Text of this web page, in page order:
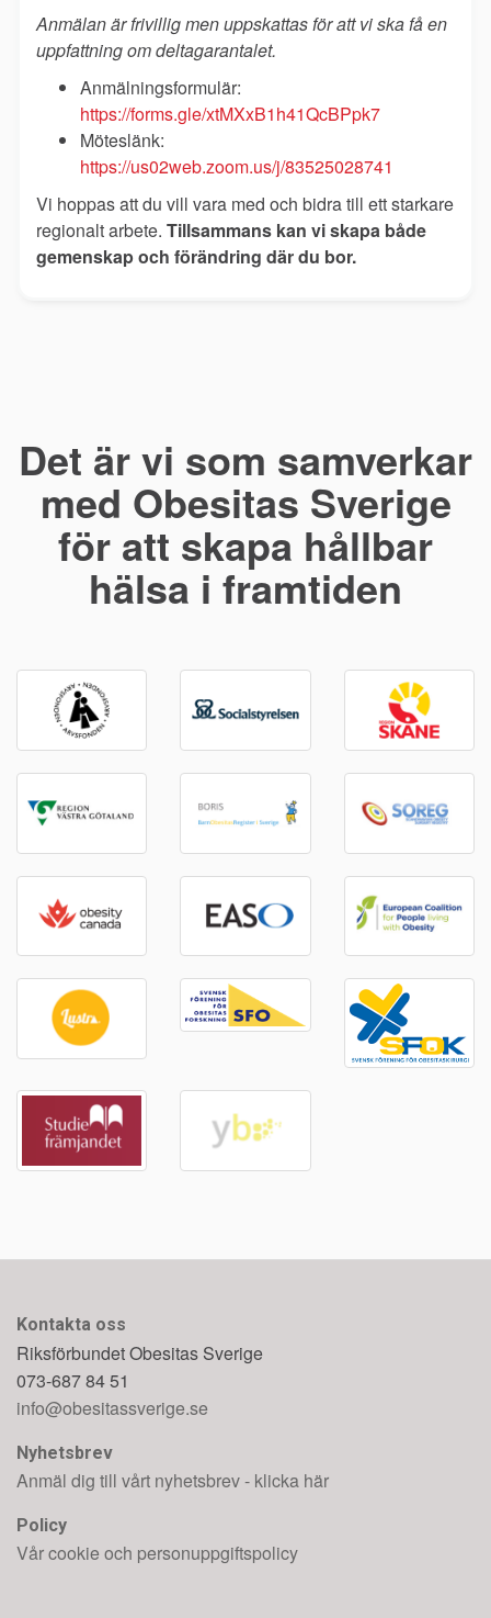
Anmälan är frivillig men uppskattas för att vi ska få en
uppfattning om deltagarantalet.
Anmälningsformulär:
https://forms.gle/xtMXxB1h41QcBPpk7
Möteslänk:
https://us02web.zoom.us/j/83525028741
Vi hoppas att du vill vara med och bidra till ett starkare
regionalt arbete. Tillsammans kan vi skapa både
gemenskap och förändring där du bor.
Det är vi som samverkar
med Obesitas Sverige
för att skapa hållbar
hälsa i framtiden
Kontakta oss
Riksförbundet Obesitas Sverige
073-687 84 51
info@obesitassverige.se
Nyhetsbrev
Anmäl dig till vårt nyhetsbrev - klicka här
Policy
Vår cookie och personuppgiftspolicy